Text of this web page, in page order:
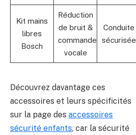
Kit mains
libres
Bosch
Réduction
de bruit &
commande
vocale
Conduite
sécurisée
Découvrez davantage ces
accessoires et leurs spécificités
sur la page des accessoires
sécurité enfants, car la sécurité